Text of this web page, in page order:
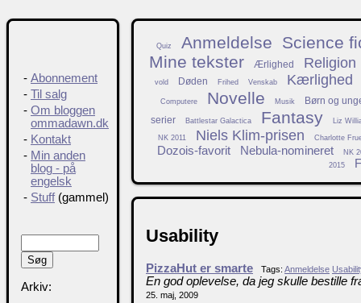
Quiz Anmeldelse
Science
Mine tekster
Ærlighed Religion
vold Døden Frihed Venskab Kærlighed
Computere Novelle Musik
Børn og
serier
Battlestar Galactica Fantasy Liz
NK 2011 Niels Klim-prisen Charlotte
Dozois-favorit Nebula-nomineret
NK
2015
Usability
PizzaHut er smarte Tags: Anmeldelse
En god oplevelse, da jeg skulle bestille
25. maj, 2009
- Abonnement
- Til salg
- Om bloggen
ommadawn.dk
- Kontakt
- Min anden
blog - på
engelsk
- Stuff(gammel)
Arkiv: